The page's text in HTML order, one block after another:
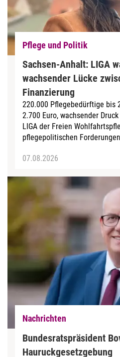
Pflege und Politik
Sachsen-Anhalt: LIGA
wachsender Lücke
Finanzierung
220.000 Pflegebedürftige bis
2.700 Euro, wachsender
LIGA der Freien
pflegepolitischen
07.08.2026
Nachrichten
Bundesratspräsident
Hauruckgesetzgebung